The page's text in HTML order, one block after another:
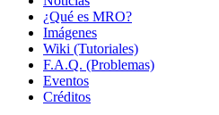
¿Qué es MRO?
Imágenes
Wiki (Tutoriales)
F.A.Q. (Problemas)
Eventos
Créditos